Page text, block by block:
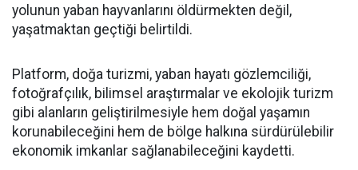
yolunun yaban hayvanlarını öldürmekten değil,
yaşatmaktan geçtiği belirtildi.
Platform, doğa turizmi, yaban hayatı gözlemciliği,
fotoğrafçılık, bilimsel araştırmalar ve ekolojik turizm
gibi alanların geliştirilmesiyle hem doğal yaşamın
korunabileceğini hem de bölge halkına sürdürülebilir
ekonomik imkanlar sağlanabileceğini kaydetti.